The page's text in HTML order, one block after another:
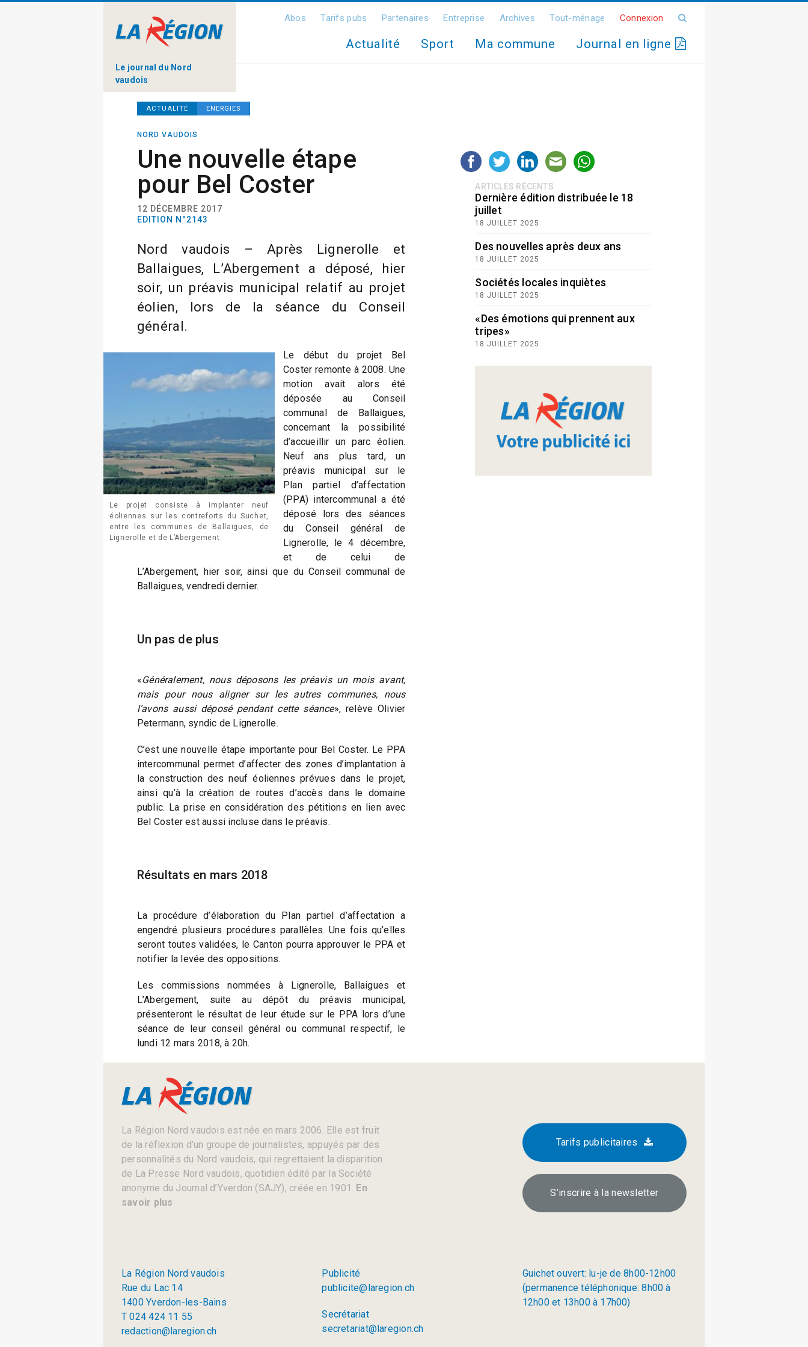
Le journal du Nord
vaudois
Abos Tarifs pubs Partenaires Entreprise Archives Tout-ménage Connexion
Actualité Sport Ma commune Journal en ligne
ACTUALITÉ ENERGIES
NORD VAUDOIS
Une nouvelle étape
pour Bel Coster
12 DÉCEMBRE 2017
EDITION N°2143
Nord vaudois – Après Lignerolle et
Ballaigues, L’Abergement a déposé, hier
soir, un préavis municipal relatif au projet
éolien, lors de la séance du Conseil
général.
Le projet consiste à implanter neuf
éoliennes sur les contreforts du Suchet,
entre les communes de Ballaigues, de
Lignerolle et de L’Abergement.
Le début du projet Bel
Coster remonte à 2008. Une
motion avait alors été
déposée au Conseil
communal de Ballaigues,
concernant la possibilité
d’accueillir un parc éolien.
Neuf ans plus tard, un
préavis municipal sur le
Plan partiel d’affectation
(PPA) intercommunal a été
déposé lors des séances
du Conseil général de
Lignerolle, le 4 décembre,
et de celui de
L’Abergement, hier soir, ainsi que du Conseil communal de
Ballaigues, vendredi dernier.
Un pas de plus
«Généralement, nous déposons les préavis un mois avant,
mais pour nous aligner sur les autres communes, nous
l’avons aussi déposé pendant cette séance», relève Olivier
Petermann, syndic de Lignerolle.
C’est une nouvelle étape importante pour Bel Coster. Le PPA
intercommunal permet d’affecter des zones d’implantation à
la construction des neuf éoliennes prévues dans le projet,
ainsi qu’à la création de routes d’accès dans le domaine
public. La prise en considération des pétitions en lien avec
Bel Coster est aussi incluse dans le préavis.
Résultats en mars 2018
La procédure d’élaboration du Plan partiel d’affectation a
engendré plusieurs procédures parallèles. Une fois qu’elles
seront toutes validées, le Canton pourra approuver le PPA et
notifier la levée des oppositions.
Les commissions nommées à Lignerolle, Ballaigues et
L’Abergement, suite au dépôt du préavis municipal,
présenteront le résultat de leur étude sur le PPA lors d’une
séance de leur conseil général ou communal respectif, le
lundi 12 mars 2018, à 20h.
ARTICLES RÉCENTS
Dernière édition distribuée le 18
juillet
18 JUILLET 2025
Des nouvelles après deux ans
18 JUILLET 2025
Sociétés locales inquiètes
18 JUILLET 2025
«Des émotions qui prennent aux
tripes»
18 JUILLET 2025
La Région Nord vaudois est née en mars 2006. Elle est fruit
de la réflexion d’un groupe de journalistes, appuyés par des
personnalités du Nord vaudois, qui regrettaient la disparition
de La Presse Nord vaudois, quotidien édité par la Société
anonyme du Journal d’Yverdon (SAJY), créée en 1901. En
savoir plus
Tarifs publicitaires
S’inscrire à la newsletter
La Région Nord vaudois
Rue du Lac 14
1400 Yverdon-les-Bains
T 024 424 11 55
redaction@laregion.ch
Publicité
publicite@laregion.ch
Secrétariat
secretariat@laregion.ch
Guichet ouvert: lu-je de 8h00-12h00
(permanence téléphonique: 8h00 à
12h00 et 13h00 à 17h00)